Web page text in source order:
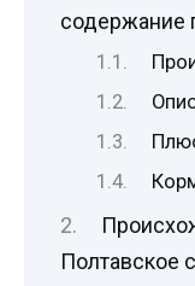
содержание
Полтавское